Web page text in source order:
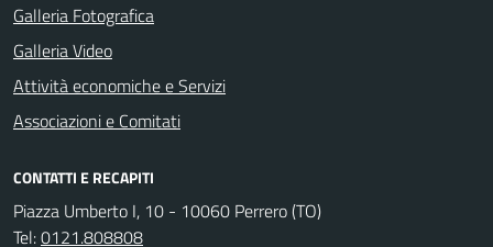
Galleria Fotografica
Galleria Video
Attività economiche e Servizi
Associazioni e Comitati
CONTATTI E RECAPITI
Piazza Umberto I, 10 - 10060 Perrero (TO)
Tel:0121.808808